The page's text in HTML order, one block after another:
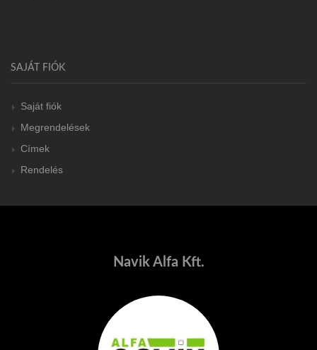
SAJÁT FIÓK
Saját fiók
Megrendelések
Címek
Rendelés
Navik Alfa Kft.